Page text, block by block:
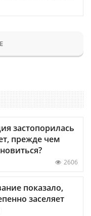
застопорилась
прежде чем
2606
показало,
заселяет